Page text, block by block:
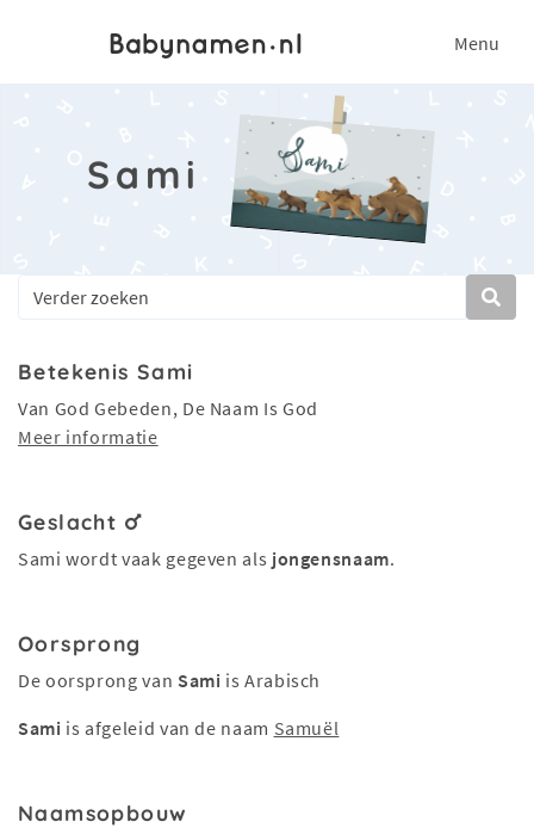
Menu
Sami
Betekenis Sami
Van God Gebeden, De Naam Is God
Meer informatie
Geslacht
Sami wordt vaak gegeven als jongensnaam.
Oorsprong
De oorsprong van Sami is Arabisch
Sami is afgeleid van de naam Samuël
Naamsopbouw